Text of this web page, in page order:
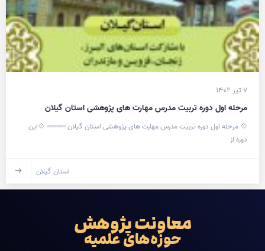
۷ تیر ۱۴۰۲
مرحله اول دوره تربیت مدرس مهارت های پژوهشی استان گیلان
💠 مرحله اول دوره تربیت مدرس مهارت های پژوهشی استان گیلان ▫️▫️▫️▫️▫️▫️▫️▫️ 💠این
دوره از
استان گیلان
معاونت پژوهش
حوزه‌های علمیه